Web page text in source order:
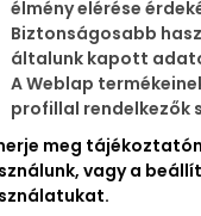
buli lesz!
élmény elérése
Biztonságosabb
általunk kapott
A Weblap
profillal rendelkezők
meg
vagy a